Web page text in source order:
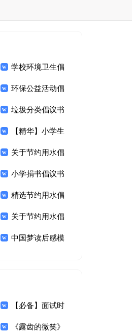
学校环境卫生倡
议书10篇
环保公益活动倡
议书垃圾分类倡议书
(合集15篇)
【精华】小学生
文明倡议书3篇
关于节约用水倡
议书集合九篇
小学捐书倡议书
15篇精选节约用水倡
议书4篇
关于节约用水倡
议书模板七篇
中国梦读后感模
【必备】面试时
简短的自我介绍模板
《露齿的微笑》